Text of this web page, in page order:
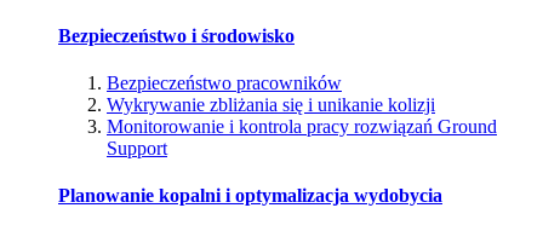
Bezpieczeństwo i środowisko
Bezpieczeństwo pracowników
Wykrywanie zbliżania się i unikanie kolizji
Monitorowanie i kontrola pracy rozwiązań Ground
Support
Planowanie kopalni i optymalizacja wydobycia